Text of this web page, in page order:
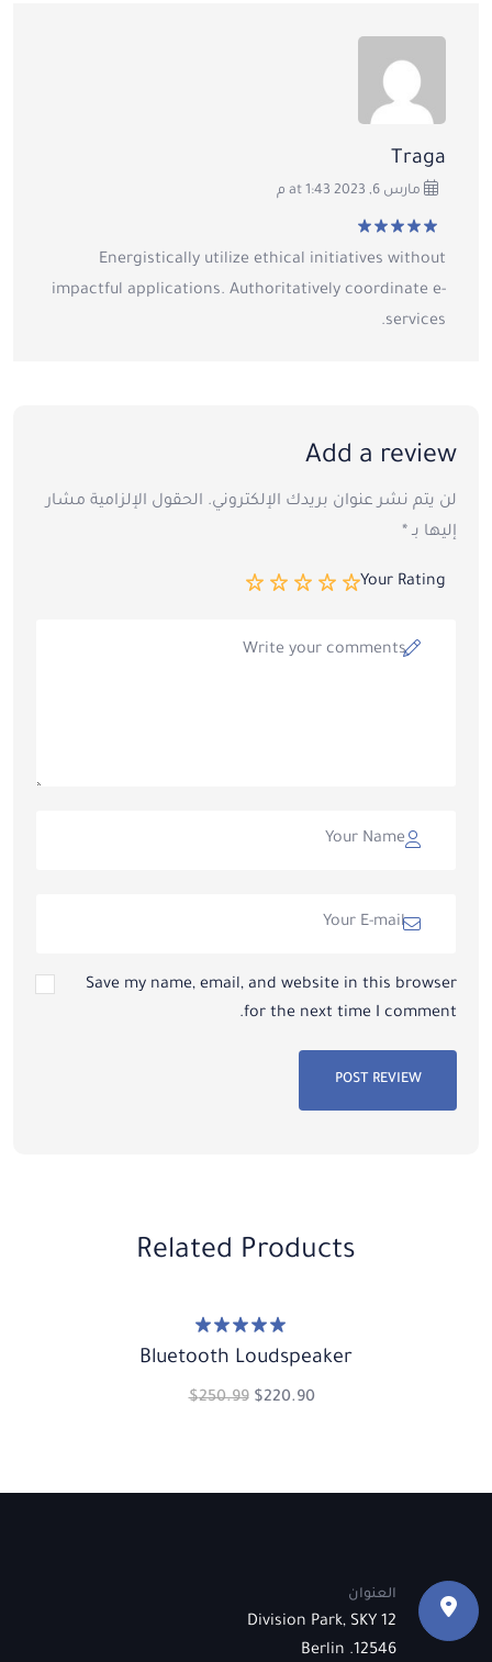
Traga
مارس 6, 2023 at 1:43 م
5
Energistically utilize ethical initiatives without
impactful applications. Authoritatively coordinate e-
services.
Add a review
لن يتم نشر عنوان بريدك الإلكتروني. الحقول الإلزامية مشار
إليها بـ *
Your Rating
Save my name, email, and website in this browser
for the next time I comment.
POST REVIEW
Related Products
تم التقييم
5.00
من 5
Bluetooth Loudspeaker
$220.90
$250.99
العنوان
12 Division Park, SKY
12546. Berlin